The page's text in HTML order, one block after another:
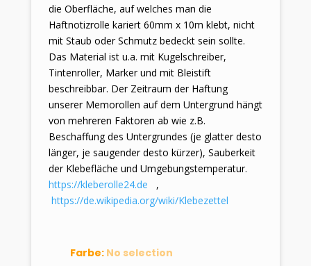
die Oberfläche, auf welches man die
Haftnotizrolle kariert 60mm x 10m klebt, nicht
mit Staub oder Schmutz bedeckt sein sollte.
Das Material ist u.a. mit Kugelschreiber,
Tintenroller, Marker und mit Bleistift
beschreibbar. Der Zeitraum der Haftung
unserer Memorollen auf dem Untergrund hängt
von mehreren Faktoren ab wie z.B.
Beschaffung des Untergrundes (je glatter desto
länger, je saugender desto kürzer), Sauberkeit
der Klebefläche und Umgebungstemperatur.
https://kleberolle24.de ,
https://de.wikipedia.org/wiki/Klebezettel
Farbe: No selection